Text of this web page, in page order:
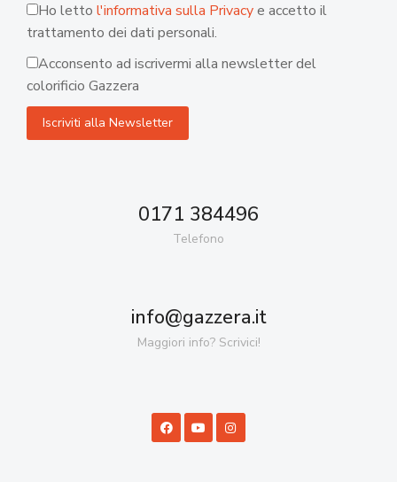
Ho letto l'informativa sulla Privacye accetto il
trattamento dei dati personali.
Acconsento ad iscrivermi alla newsletter del
colorificio Gazzera
0171 384496
Telefono
info@gazzera.it
Maggiori info? Scrivici!